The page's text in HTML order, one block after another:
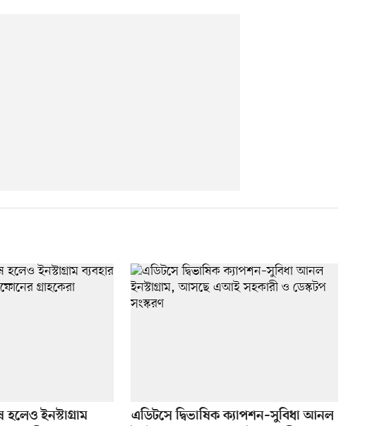
হলেও ইনস্টাগ্রাম
এডিটসে দ্বিভাষিক ক্যাপশন–সুবিধা আনল